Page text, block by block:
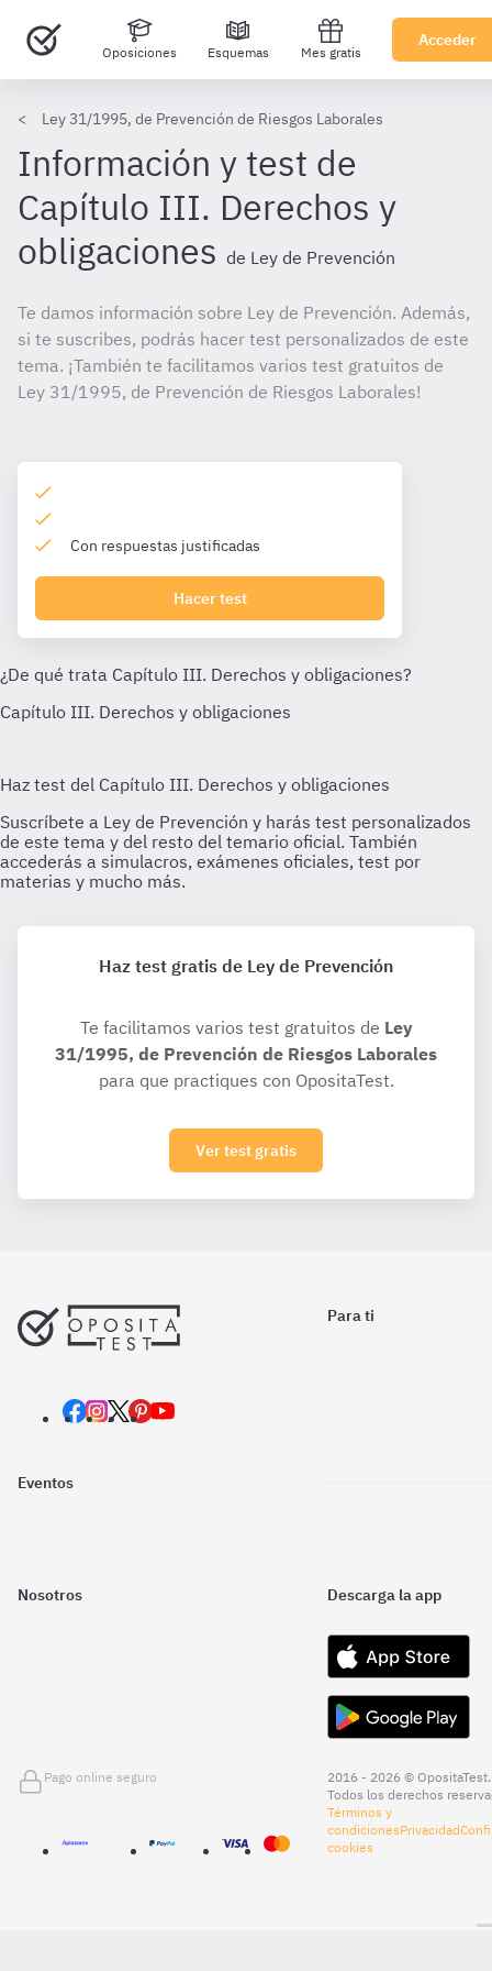
Oposiciones Esquemas Mes gratis
Acceder
Ley 31/1995, de Prevención de Riesgos Laborales
Información y test de
Capítulo III. Derechos y
obligaciones de Ley de Prevención
Te damos información sobre Ley de Prevención. Además,
si te suscribes, podrás hacer test personalizados de este
tema. ¡También te facilitamos varios test gratuitos de
Ley 31/1995, de Prevención de Riesgos Laborales!
Con respuestas justificadas
Hacer test
Haz test gratis de Ley de Prevención
Te facilitamos varios test gratuitos de Ley
31/1995, de Prevención de Riesgos Laborales
para que practiques con OpositaTest.
Ver test gratis
Para ti
Eventos
Nosotros Descarga la app
Pago online seguro
2016 - 2026 © OpositaTest.
Todos los derechos
Términos y
condicionesPrivacidad
cookies